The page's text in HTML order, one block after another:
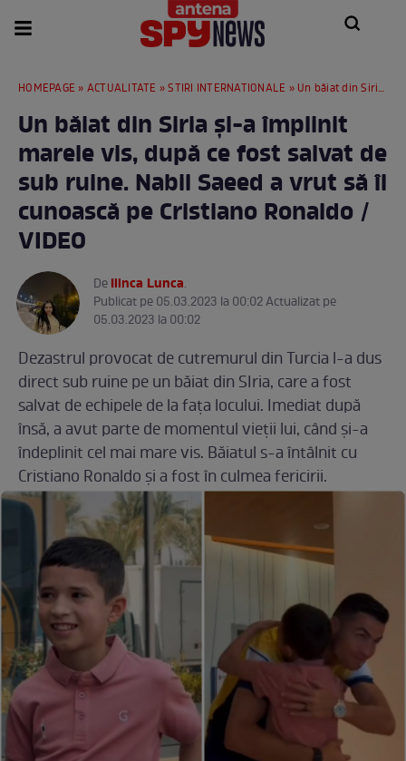
HOMEPAGE » ACTUALITATE »STIRI INTERNATIONALE » Un băiat din Siria și-a împlinit marele vis, după ce fost salvat de sub ruine. Nabil Saeed a vrut să îl cunoască pe Cristiano Ronaldo / VIDEO
Un băiat din Siria și-a împlinit
marele vis, după ce fost salvat de
sub ruine. Nabil Saeed a vrut să îl
cunoască pe Cristiano Ronaldo /
VIDEO
DeIlinca Lunca.
Publicat pe 05.03.2023 la 00:02 Actualizat pe
05.03.2023 la 00:02
Dezastrul provocat de cutremurul din Turcia l-a dus
direct sub ruine pe un băiat din SIria, care a fost
salvat de echipele de la fața locului. Imediat după
însă, a avut parte de momentul vieții lui, când și-a
îndeplinit cel mai mare vis. Băiatul s-a întâlnit cu
Cristiano Ronaldo și a fost în culmea fericirii.